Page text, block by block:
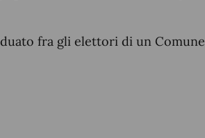
fra gli elettori di un Comune